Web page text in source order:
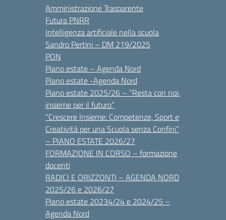
Amministrazione Trasparente
Futura PNRR
Intelligenza artificiale nella scuola
Sandro Pertini – DM 219/2025
PON
Piano estate – Agenda Nord
Piano estate -Agenda Nord
Piano estate 2025/26 – “Resta con noi:
insieme per il futuro”
“Crescere Insieme: Competenze, Sport e
Creatività per una Scuola senza Confini”
– PIANO ESTATE 2026/27
FORMAZIONE IN CORSO – formazione
docenti
RADICI E ORIZZONTI – AGENDA NORD
2025/26 e 2026/27
Piano estate 20234/24 e 2024/25 –
Agenda Nord